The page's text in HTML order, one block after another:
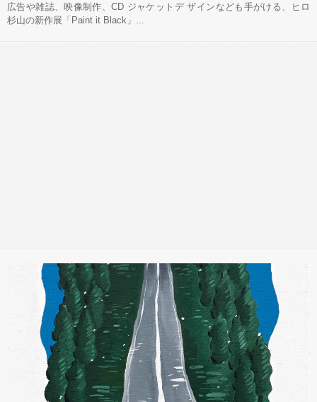
広告や雑誌、映像制作、CD ジャケットデ ザインなども手がける、ヒロ
杉山の新作展「Paint it Black」...